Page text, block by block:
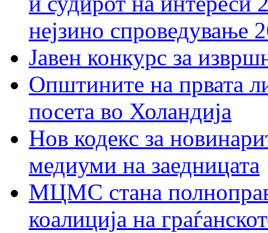
нејзино спроведување
Јавен конкурс за
Општините на првата
посета во Холандија
Нов кодекс за
медиуми на заедницата
МЦМС стана
коалиција на